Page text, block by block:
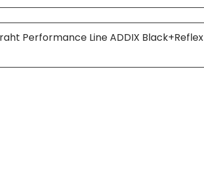
Performance Line ADDIX Black+Reflex